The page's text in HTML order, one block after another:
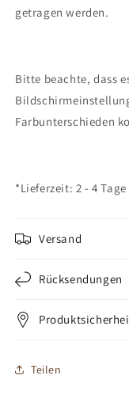
getragen werden.
Bitte beachte, dass
Farbunterschieden
*Lieferzeit: 2 - 4 Tage
Versand
Rücksendungen
Teilen